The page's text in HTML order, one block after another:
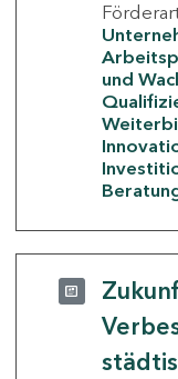
und